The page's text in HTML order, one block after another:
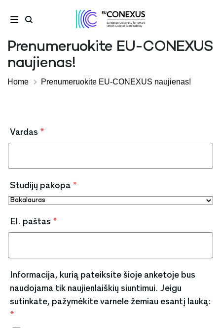
Prenumeruokite EU-CONEXUS
naujienas!
Home Prenumeruokite EU-CONEXUS naujienas!
Vardas *
Studijų pakopa *
El. paštas *
Informacija, kurią pateiksite šioje anketoje bus
naudojama tik naujienlaiškių siuntimui. Jeigu
sutinkate, pažymėkite varnele žemiau esantį lauką:
*